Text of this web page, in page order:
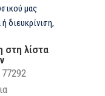
μας
διευκρίνιση,
στη λίστα
77292